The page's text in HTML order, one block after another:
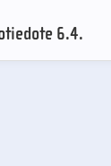
6.4.